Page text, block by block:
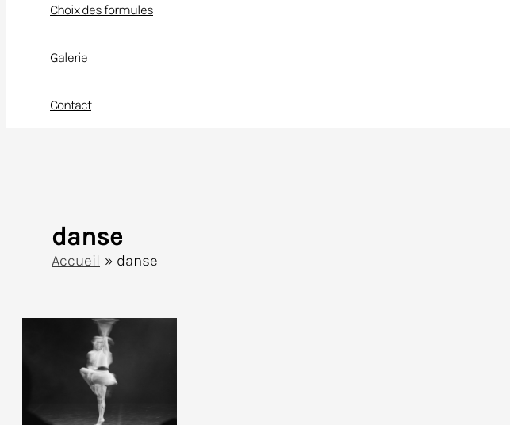
Choix des formules
Galerie
Contact
danse
Accueil danse